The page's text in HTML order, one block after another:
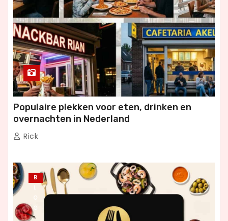
Populaire plekken voor eten, drinken en
overnachten in Nederland
Rick
B
L
O
G